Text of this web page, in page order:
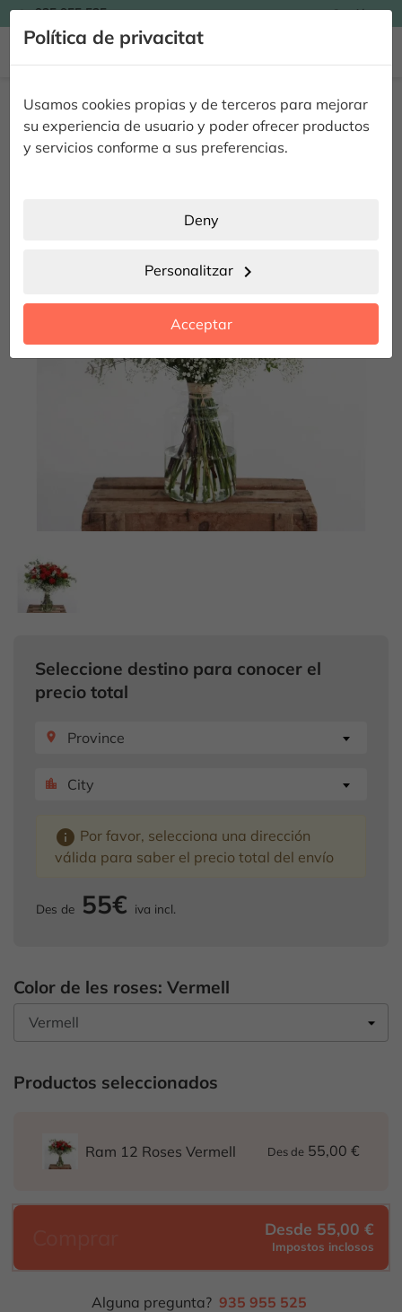
Política de privacitat
Usamos cookies propias y de terceros para mejorar
su experiencia de usuario y poder ofrecer productos
y servicios conforme a sus preferencias.
Deny
Personalitzar chevron_right
Acceptar
935 955 525 Catalán
Ram 12 Roses
Seleccione destino para conocer el
precio total
place Province
location_city City
info Por favor, selecciona una dirección
válida para saber el precio total del envío
Des de 55€ iva incl.
Color de les roses: Vermell
Productos seleccionados
Ram 12 Roses Vermell Des de 55,00 €
Desde 55,00 €
Impostos inclosos
Alguna pregunta? 935 955 525